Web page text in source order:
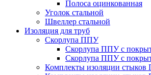
Полоса оцинкованная
Уголок стальной
Швеллер стальной
Изоляция для труб
Скорлупа ППУ
Скорлупа ППУ с
Скорлупа ППУ с
Комплекты изоляции